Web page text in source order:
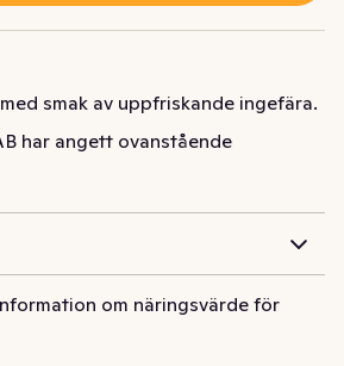
smak av uppfriskande ingefära.
har angett ovanstående
om näringsvärde för